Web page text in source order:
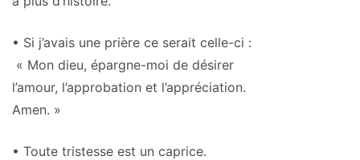
• Si j’avais une prière ce serait celle-ci :
« Mon dieu, épargne-moi de désirer
l’amour, l’approbation et l’appréciation.
Amen. »
• Toute tristesse est un caprice.